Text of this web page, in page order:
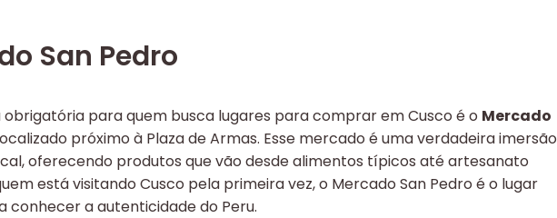
San Pedro
obrigatória para quem busca lugares para comprar em Cusco é o Mercado
próximo à Plaza de Armas. Esse mercado é uma verdadeira imersão
oferecendo produtos que vão desde alimentos típicos até artesanato
está visitando Cusco pela primeira vez, o Mercado San Pedro é o lugar
conhecer a autenticidade do Peru.